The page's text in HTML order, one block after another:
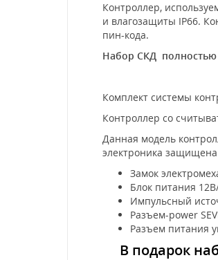
Контроллер,
и влагозащиты IP66.
пин-кода.
Набор СКД полностью
Комплект системы
Контроллер со
Данная модель
электроника защищена
Замок
Блок питания
Импульсный
Разъем-power
Разъем питания
В подарок